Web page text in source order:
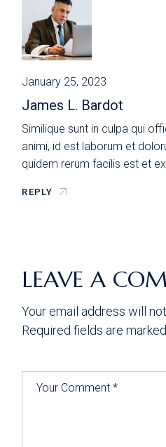
January 25, 2023
James L. Bardot
Similique sunt in culpa qui
animi, id est laborum et
quidem rerum facilis est et
REPLY
LEAVE A
Your email address will
Required fields are